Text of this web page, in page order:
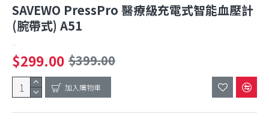
SAVEWO PressPro 醫療級充電式智能血壓計
(腕帶式) A51
..
$299.00 $399.00
加入購物車